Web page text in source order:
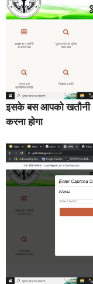
इसके बस आपको
करना होगा